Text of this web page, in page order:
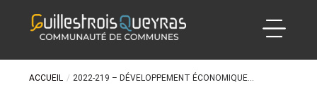
ACCUEIL / 2022-219 – DÉVELOPPEMENT ÉCONOMIQUE...